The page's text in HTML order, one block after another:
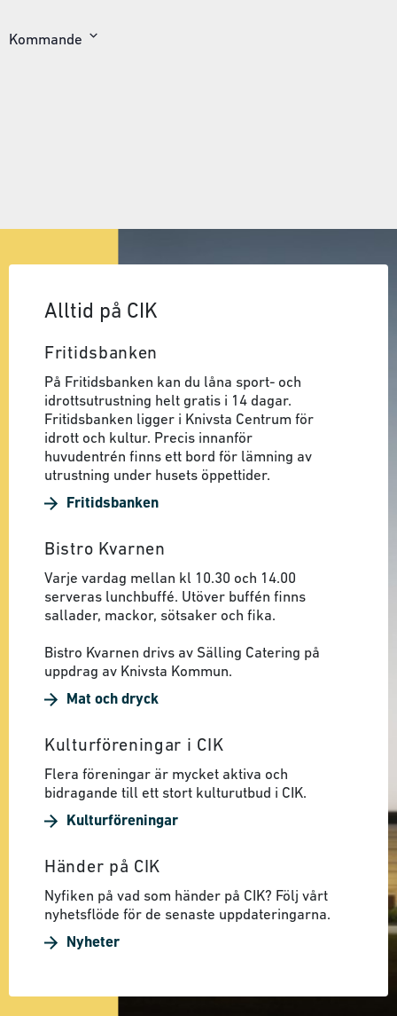
Kommande
Alltid på CIK
Fritidsbanken
På Fritidsbanken kan du låna sport- och
idrottsutrustning helt gratis i 14 dagar.
Fritidsbanken ligger i Knivsta Centrum för
idrott och kultur. Precis innanför
huvudentrén finns ett bord för lämning av
utrustning under husets öppettider.
Fritidsbanken
Bistro Kvarnen
Varje vardag mellan kl 10.30 och 14.00
serveras lunchbuffé. Utöver buffén finns
sallader, mackor, sötsaker och fika.
Bistro Kvarnen drivs av Sälling Catering på
uppdrag av Knivsta Kommun.
Mat och dryck
Kulturföreningar i CIK
Flera föreningar är mycket aktiva och
bidragande till ett stort kulturutbud i CIK.
Kulturföreningar
Händer på CIK
Nyfiken på vad som händer på CIK? Följ vårt
nyhetsflöde för de senaste uppdateringarna.
Nyheter